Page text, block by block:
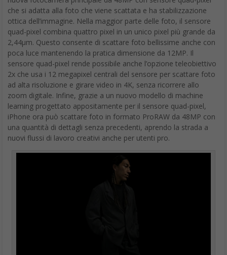
che si adatta alla foto che viene scattata e ha stabilizzazione
ottica dell’immagine. Nella maggior parte delle foto, il sensore
quad-pixel combina quattro pixel in un unico pixel più grande da
2,44µm. Questo consente di scattare foto bellissime anche con
poca luce mantenendo la pratica dimensione da 12MP. Il
sensore quad-pixel rende possibile anche l’opzione teleobiettivo
2x che usa i 12 megapixel centrali del sensore per scattare foto
ad alta risoluzione e girare video in 4K, senza ricorrere allo
zoom digitale. Infine, grazie a un nuovo modello di machine
learning progettato appositamente per il sensore quad-pixel,
iPhone ora può scattare foto in formato ProRAW da 48MP con
una quantità di dettagli senza precedenti, aprendo la strada a
nuovi flussi di lavoro creativi anche per utenti pro.